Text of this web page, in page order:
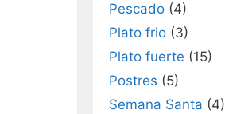
Pescado (4)
Plato frio (3)
Plato fuerte (15)
Postres (5)
Semana Santa (4)